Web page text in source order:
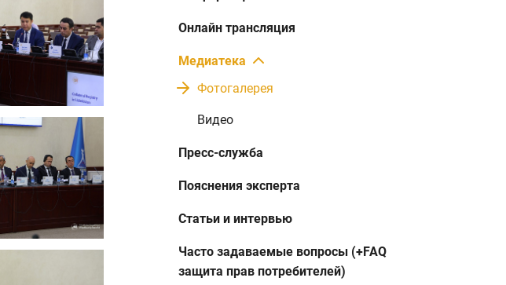
Онлайн трансляция
Медиатека
Фотогалерея
Видео
Пресс-служба
Пояснения эксперта
Статьи и интервью
Часто задаваемые вопросы (+FAQ
защита прав потребителей)